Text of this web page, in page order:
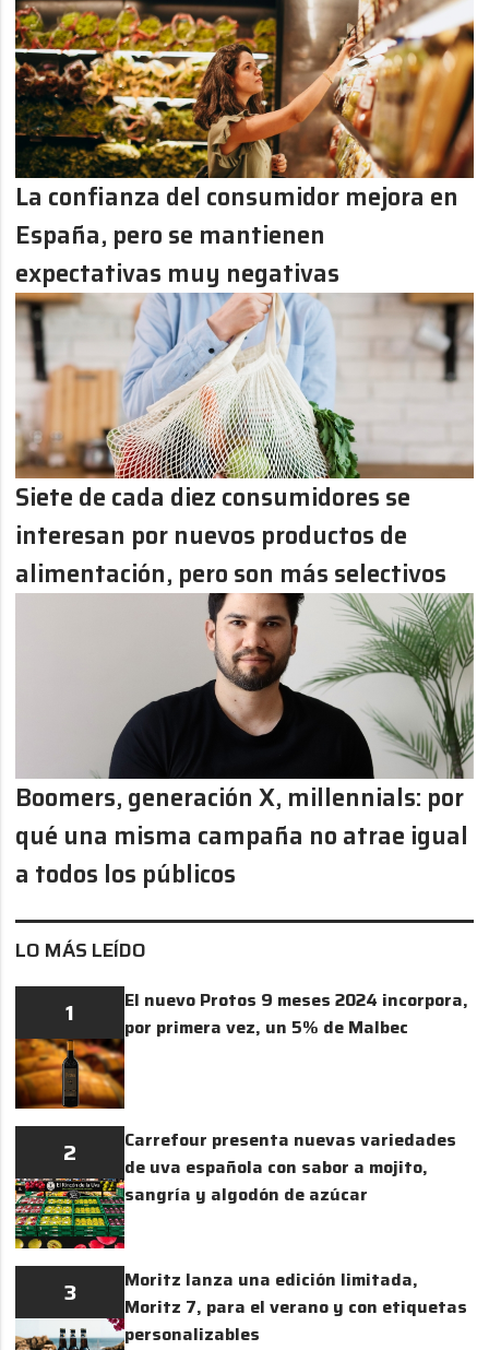
LO MÁS LEÍDO
1
El nuevo Protos 9 meses 2024 incorpora,
por primera vez, un 5% de Malbec
2
Carrefour presenta nuevas variedades
de uva española con sabor a mojito,
sangría y algodón de azúcar
3
Moritz lanza una edición limitada,
Moritz 7, para el verano y con etiquetas
personalizables
La confianza del consumidor mejora en
España, pero se mantienen
expectativas muy negativas
Siete de cada diez consumidores se
interesan por nuevos productos de
alimentación, pero son más selectivos
Boomers, generación X, millennials: por
qué una misma campaña no atrae igual
a todos los públicos